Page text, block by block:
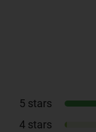
5 stars
4 stars